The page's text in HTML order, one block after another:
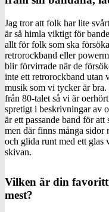
Jag tror att folk har lite
är så himla viktigt för
allt för folk som ska
retrorockband eller
blir förvirrade när de
inte ett retrorockband utan
musik som vi tycker är
från 80-talet så vi är
spretigt i beskrivningar av
är ett passande band för
men där finns många sidor
och glida runt med ett glas
skivan.
Vilken är din
mest?